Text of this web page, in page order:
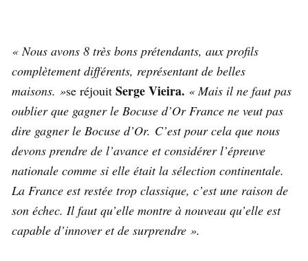
« Nous avons 8 très bons prétendants, aux profils
complètement différents, représentant de belles
maisons. »se réjouit Serge Vieira. « Mais il ne faut pas
oublier que gagner le Bocuse d’Or France ne veut pas
dire gagner le Bocuse d’Or. C’est pour cela que nous
devons prendre de l’avance et considérer l’épreuve
nationale comme si elle étaitla sélection continentale.
La France est restée trop classique, c’est une raison de
son échec. Il faut qu’elle montre à nouveau qu’elle est
capable d’innover et de surprendre ».